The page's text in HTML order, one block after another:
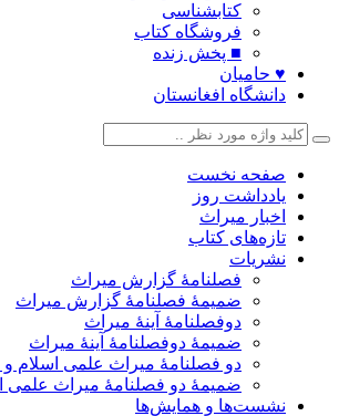
کتابشناسی
فروشگاه کتاب
■ پخش زنده
♥ حامیان
دانشگاه افغانستان
صفحه نخست
یادداشت روز
اخبار میراث
تازه‌های کتاب
نشریات
فصلنامۀ گزارش میراث
ضمیمۀ فصلنامۀ گزارش میراث
دوفصلنامۀ آینۀ میراث
ضمیمۀ دوفصلنامۀ آینۀ میراث
دو فصلنامۀ میراث علمی اسلام و
ضمیمۀ دو فصلنامۀ میراث علمی
نشست‌ها و همایش‌ها